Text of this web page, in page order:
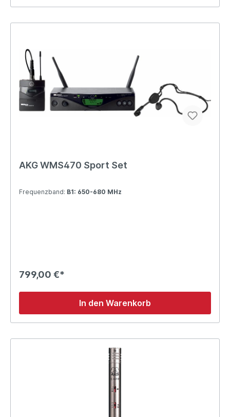
AKG WMS470 Sport Set
Frequenzband: B1: 650-680 MHz
799,00 €*
In den Warenkorb